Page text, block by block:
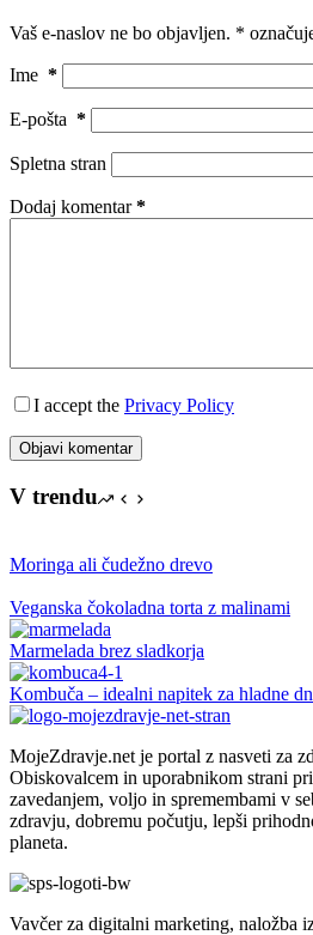
Vaš e-naslov ne bo objavljen. *
Ime *
E-pošta *
Spletna stran
Dodaj komentar*
I accept the Privacy Policy
Objavi komentar
V trendu
Moringa ali čudežno drevo
Veganska čokoladna torta z malinami
Marmelada brez sladkorja
Kombuča – idealni napitek za hladne
MojeZdravje.net je portal z nasveti za
Obiskovalcem in uporabnikom strani
zavedanjem, voljo in spremembami v
zdravju, dobremu počutju, lepši
planeta.
Vavčer za digitalni marketing, naložba